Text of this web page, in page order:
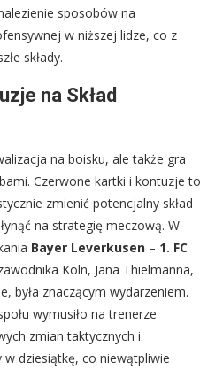
sposobów na
w niższej lidze, co z
składy.
na Skład
na boisku, ale także gra
Czerwone kartki i kontuzje to
zmienić potencjalny skład
na strategię meczową. W
Bayer Leverkusen – 1. FC
Köln, Jana Thielmanna,
była znaczącym wydarzeniem.
wymusiło na trenerze
zmian taktycznych i
w dziesiątkę, co niewątpliwie